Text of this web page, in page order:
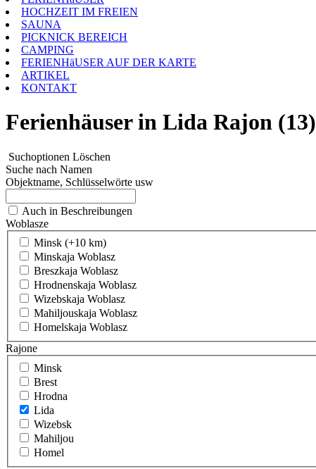
HOCHZEIT IM FREIEN
SAUNA
PICKNICK BEREICH
CAMPING
FERIENHäUSER AUF DER KARTE
ARTIKEL
KONTAKT
Ferienhäuser in Lida Rajon (13)
Suchoptionen Löschen
Suche nach Namen
Objektname, Schlüsselwörte usw
Auch in Beschreibungen
Woblasze
Minsk (+10 km)
Minskaja Woblasz
Breszkaja Woblasz
Hrodnenskaja Woblasz
Wizebskaja Woblasz
Mahiljouskaja Woblasz
Homelskaja Woblasz
Rajone
Minsk
Brest
Hrodna
Lida
Wizebsk
Mahiljou
Homel